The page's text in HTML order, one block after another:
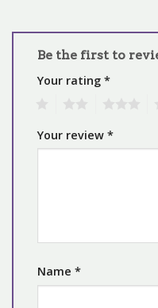
Be the first to
Your rating *
Your review *
Name *